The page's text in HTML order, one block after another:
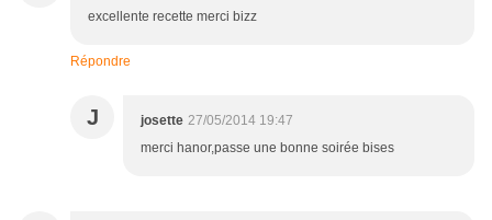
excellente recette merci bizz
Répondre
J josette 27/05/2014 19:47
merci hanor,passe une bonne soirée bises